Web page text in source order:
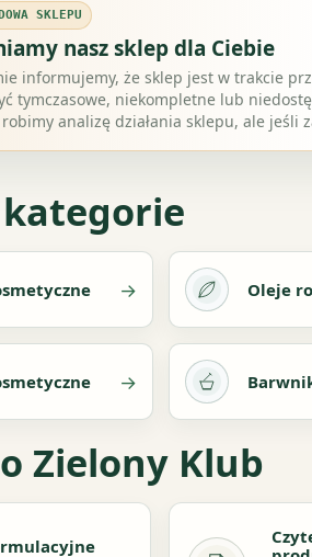
SKLEPU
nasz sklep dla Ciebie
informujemy, że sklep jest w trakcie
tymczasowe, niekompletne lub
analizę działania sklepu, ale jeśli
kategorie
→ Oleje
→
Zielony Klub